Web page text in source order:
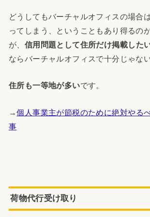
どうしてもバーチャルオフィスの場合
ってしまう、ということもあり得るの
が、 信用問題として住所だけ掲載した
ならバーチャルオフィスで十分じゃな
住所も一等地が多いです。
→個人事業主が節税のために絶対やる
事
荷物代行受け取り